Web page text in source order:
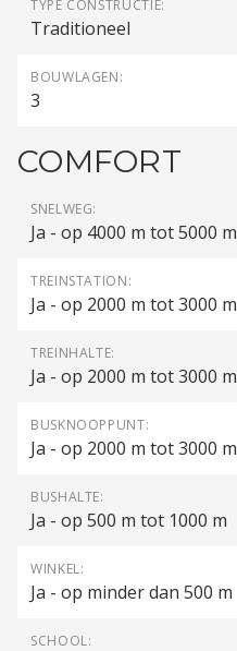
TYPE CONSTRUCTIE:
Traditioneel
BOUWLAGEN:
3
COMFORT
SNELWEG:
Ja - op 4000 m tot 5000 m
TREINSTATION:
Ja - op 2000 m tot 3000 m
TREINHALTE:
Ja - op 2000 m tot 3000 m
BUSKNOOPPUNT:
Ja - op 2000 m tot 3000 m
BUSHALTE:
Ja - op 500 m tot 1000 m
WINKEL:
Ja - op minder dan 500 m
SCHOOL: